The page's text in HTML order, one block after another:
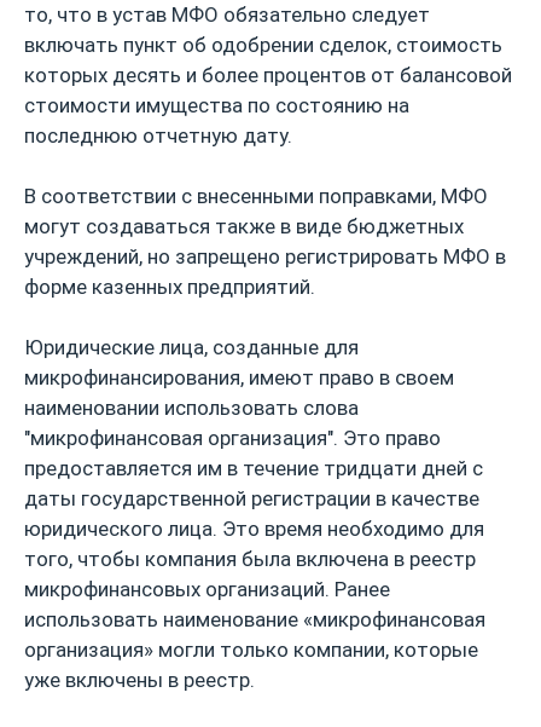
то, что в устав МФО обязательно следует
включать пункт об одобрении сделок, стоимость
которых десять и более процентов от балансовой
стоимости имущества по состоянию на
последнюю отчетную дату.
В соответствии с внесенными поправками, МФО
могут создаваться также в виде бюджетных
учреждений, но запрещено регистрировать МФО в
форме казенных предприятий.
Юридические лица, созданные для
микрофинансирования, имеют право в своем
наименовании использовать слова
"микрофинансовая организация". Это право
предоставляется им в течение тридцати дней с
даты государственной регистрации в качестве
юридического лица. Это время необходимо для
того, чтобы компания была включена в реестр
микрофинансовых организаций. Ранее
использовать наименование «микрофинансовая
организация» могли только компании, которые
уже включены в реестр.